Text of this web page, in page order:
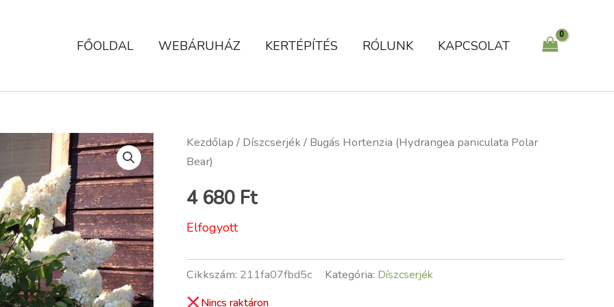
FŐOLDAL WEBÁRUHÁZ KERTÉPÍTÉS RÓLUNK KAPCSOLAT
Kezdőlap / Díszcserjék / Bugás Hortenzia (Hydrangea paniculata Polar
Bear)
4 680 Ft
Elfogyott
Cikkszám: 211fa07fbd5c Kategória: Díszcserjék
Nincs raktáron